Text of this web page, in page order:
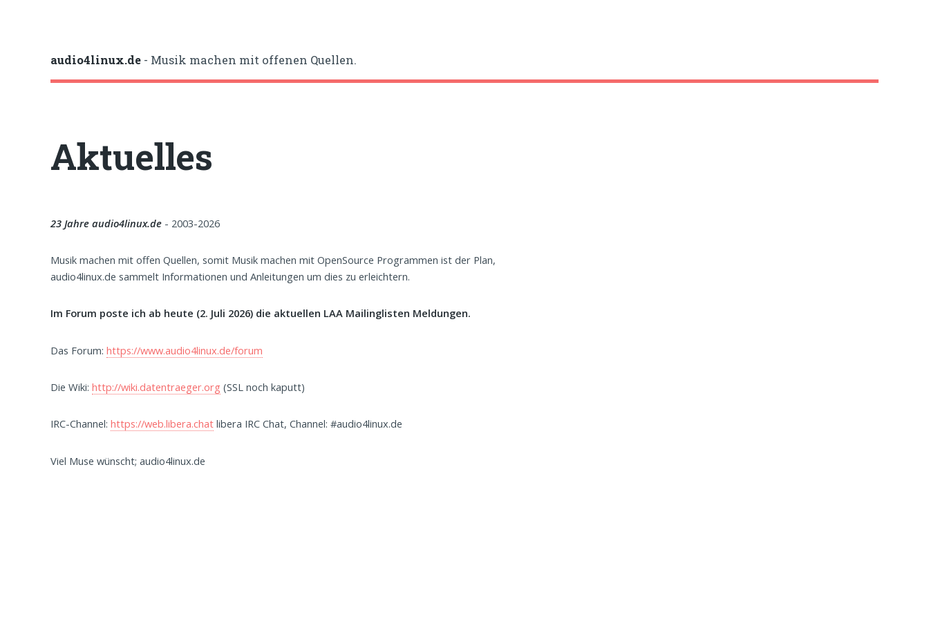
audio4linux.de - Musik machen mit offenen Quellen.
Aktuelles
23 Jahre audio4linux.de - 2003-2026
Musik machen mit offen Quellen, somit Musik machen mit OpenSource Programmen ist der Plan,
audio4linux.de sammelt Informationen und Anleitungen um dies zu erleichtern.
Im Forum poste ich ab heute (2. Juli 2026) die aktuellen LAA Mailinglisten Meldungen.
Das Forum:https://www.audio4linux.de/forum
Die Wiki:http://wiki.datentraeger.org (SSL noch kaputt)
IRC-Channel:https://web.libera.chat libera IRC Chat, Channel: #audio4linux.de
Viel Muse wünscht; audio4linux.de